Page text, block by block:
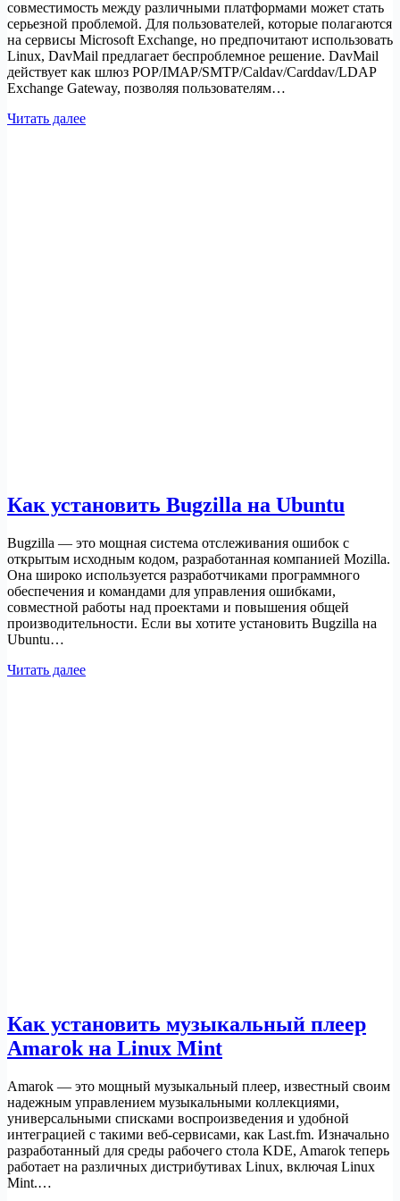
совместимость между различными платформами может стать
серьезной проблемой. Для пользователей, которые полагаются
на сервисы Microsoft Exchange, но предпочитают использовать
Linux, DavMail предлагает беспроблемное решение. DavMail
действует как шлюз POP/IMAP/SMTP/Caldav/Carddav/LDAP
Exchange Gateway, позволяя пользователям…
Читать далееКак
Как установить Bugzilla на Ubuntu
Bugzilla — это мощная система отслеживания ошибок с
открытым исходным кодом, разработанная компанией Mozilla.
Она широко используется разработчиками программного
обеспечения и командами для управления ошибками,
совместной работы над проектами и повышения общей
производительности. Если вы хотите установить Bugzilla на
Ubuntu…
Читать далееКак
Как установить музыкальный плеер
Amarok на Linux Mint
Amarok — это мощный музыкальный плеер, известный своим
надежным управлением музыкальными коллекциями,
универсальными списками воспроизведения и удобной
интеграцией с такими веб-сервисами, как Last.fm. Изначально
разработанный для среды рабочего стола KDE, Amarok теперь
работает на различных дистрибутивах Linux, включая Linux
Mint.…